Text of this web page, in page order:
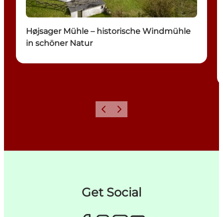
Højsager Mühle – historische Windmühle
in schöner Natur
ZurückWeiter
Get Social